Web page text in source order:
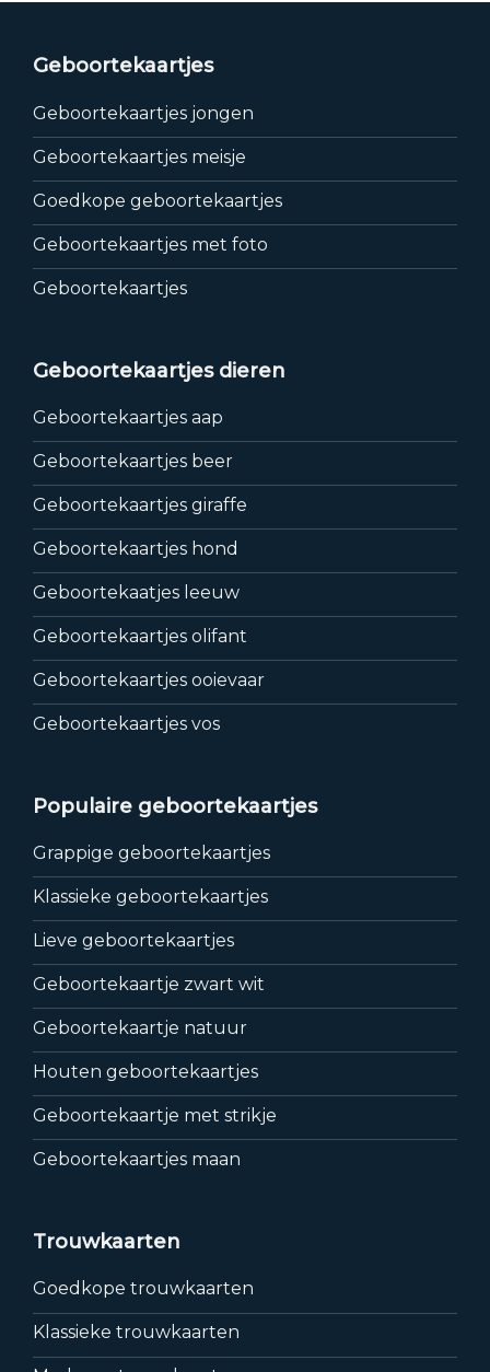
Geboortekaartjes
Geboortekaartjes jongen
Geboortekaartjes meisje
Goedkope geboortekaartjes
Geboortekaartjes met foto
Geboortekaartjes
Geboortekaartjes dieren
Geboortekaartjes aap
Geboortekaartjes beer
Geboortekaartjes giraffe
Geboortekaartjes hond
Geboortekaatjes leeuw
Geboortekaartjes olifant
Geboortekaartjes ooievaar
Geboortekaartjes vos
Populaire geboortekaartjes
Grappige geboortekaartjes
Klassieke geboortekaartjes
Lieve geboortekaartjes
Geboortekaartje zwart wit
Geboortekaartje natuur
Houten geboortekaartjes
Geboortekaartje met strikje
Geboortekaartjes maan
Trouwkaarten
Goedkope trouwkaarten
Klassieke trouwkaarten